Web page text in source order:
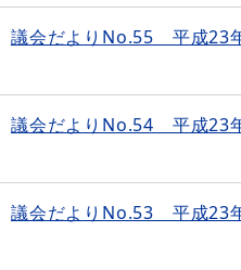
議会だよりNo.55 平成23
議会だよりNo.54 平成23
議会だよりNo.53 平成23